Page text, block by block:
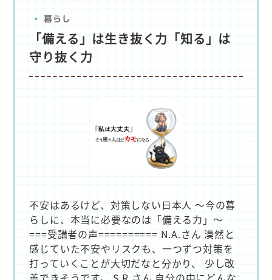
暮らし
「備える」は生き抜く力「知る」は
守り抜く力
不安はあるけど、対策しない日本人 ～今の暮
らしに、本当に必要なのは「備える力」～
===受講者の声========== N.A.さん 漠然と
感じていた不安やリスクも、一つずつ対策を
打っていくことが大切だなと分かり、 少し改